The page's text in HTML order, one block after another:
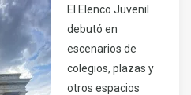
El Elenco Juvenil
debutó en
escenarios de
colegios, plazas y
otros espacios